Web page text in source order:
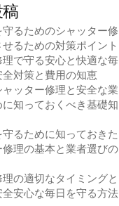
るためのシャッター修
るための対策ポイント
理で守る安心と快適な毎
全対策と費用の知恵
ッター修理と安全な業
知っておくべき基礎知
るために知っておきた
理の基本と業者選びの
の適切なタイミングと
安心な毎日を守る方法